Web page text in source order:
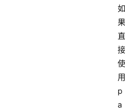
如
果
直
接
使
用
p
a